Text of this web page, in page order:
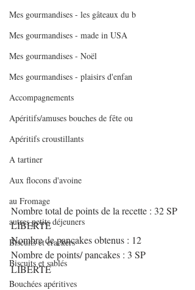
Mes gourmandises - les gâteaux du b
Mes gourmandises - made in USA
Mes gourmandises - Noël
Mes gourmandises - plaisirs d'enfan
Accompagnements
Apéritifs/amuses bouches de fête ou
Apéritifs croustillants
A tartiner
Aux flocons d'avoine
au Fromage
autres petits déjeuners
Biscuits et crackers
Biscuits et sablés
Bouchées apéritives
Nombre total de points de la recette : 32 SP
LIBERTE
Nombre de pancakes obtenus : 12
Nombre de points/ pancakes : 3 SP
LIBERTE